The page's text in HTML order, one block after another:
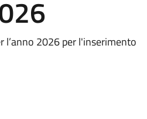
l’anno 2026 per l'inserimento